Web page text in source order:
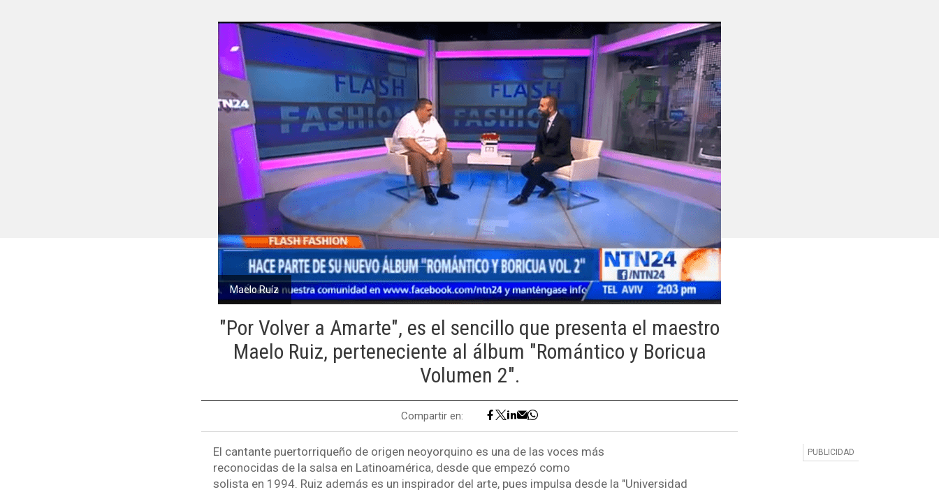
Maelo Ruíz
"Por Volver a Amarte", es el sencillo que presenta el maestro
Maelo Ruiz, perteneciente al álbum "Romántico y Boricua
Volumen 2".
Compartir en:
El cantante puertorriqueño de origen neoyorquino es una de las voces más
reconocidas de la salsa en Latinoamérica, desde que empezó como
solista en 1994. Ruiz además es un inspirador del arte, pues impulsa desde la "Universidad